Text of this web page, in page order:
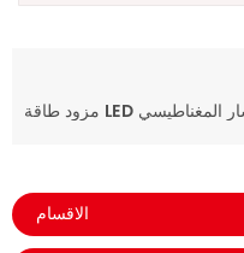
الاقسام